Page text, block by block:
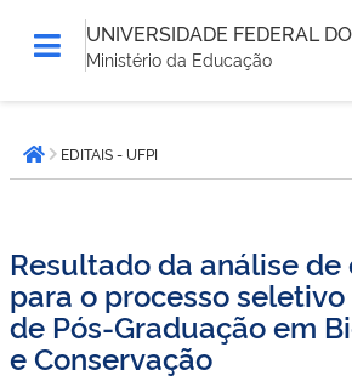
UNIVERSIDADE FEDERAL
Ministério da Educação
está
aqui:Página inicial
EDITAIS - UFPI
Resultado da análise
para o processo
de Pós-Graduação em
e Conservação